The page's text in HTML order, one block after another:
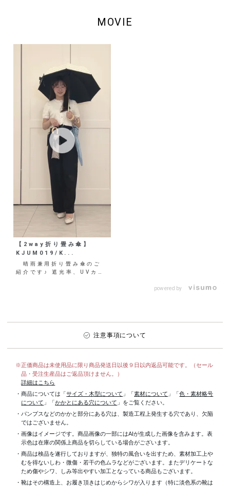
MOVIE
【2way折り畳み傘】
KJUM019/K...
晴雨兼用折り畳み傘のご
紹介です♪ 遮光率、UVカッ
powered by
注意事項について
※正価商品は未使用品に限り商品発送日以後９日以内返品可能です。（セール
品・受注生産品はご返品頂けません。）
詳細はこちら
・商品については「サイズ・木型について 」「素材について 」「色・素材略号
について 」「かかとにある穴について 」をご覧ください。
・パンプスなどのかかと部分にある穴は、製造工程上発生する穴であり、欠陥
ではございません。
・画像はイメージです。商品画像の一部にはAIが生成した画像を含みます。表
示色は在庫の関係上商品を切らしている場合がございます。
・商品は検品を遂行しておりますが、独特の風合いを出すため、素材加工上
むを得ないしわ・微傷・若干の色ムラなどがございます。またデリケートな
ため傷やシワ、しみ等出やすい加工となっている商品もございます。
・靴はその構造上、お履き頂きはじめからシワが入ります（特に淡色系の靴は